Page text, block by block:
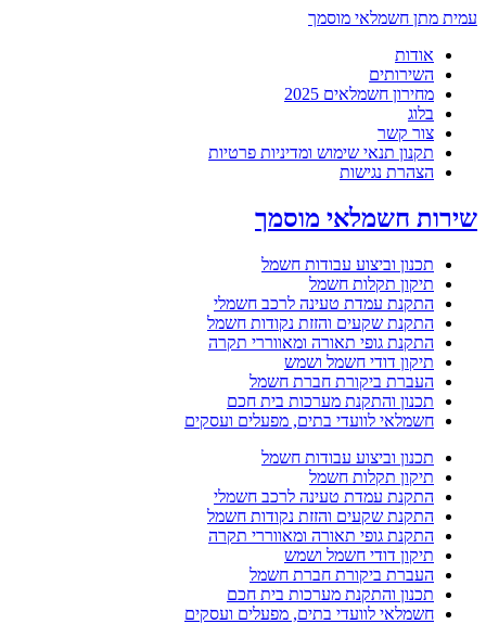
עמית מתן חשמלאי מוסמך
אודות
השירותים
מחירון חשמלאים 2025
בלוג
צור קשר
תקנון תנאי שימוש ומדיניות פרטיות
הצהרת נגישות
שירות חשמלאי מוסמך
תכנון וביצוע עבודות חשמל
תיקון תקלות חשמל
התקנת עמדת טעינה לרכב חשמלי
התקנת שקעים והזזת נקודות חשמל
התקנת גופי תאורה ומאווררי תקרה
תיקון דודי חשמל ושמש
העברת ביקורת חברת חשמל
תכנון והתקנת מערכות בית חכם
חשמלאי לוועדי בתים, מפעלים ועסקים
תכנון וביצוע עבודות חשמל
תיקון תקלות חשמל
התקנת עמדת טעינה לרכב חשמלי
התקנת שקעים והזזת נקודות חשמל
התקנת גופי תאורה ומאווררי תקרה
תיקון דודי חשמל ושמש
העברת ביקורת חברת חשמל
תכנון והתקנת מערכות בית חכם
חשמלאי לוועדי בתים, מפעלים ועסקים